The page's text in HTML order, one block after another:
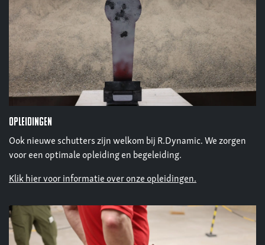
opleidingen
Ook nieuwe schutters zijn welkom bij R.Dynamic. We zorgen
voor een optimale opleiding en begeleiding.
Klik hier voor informatie over onze opleidingen.